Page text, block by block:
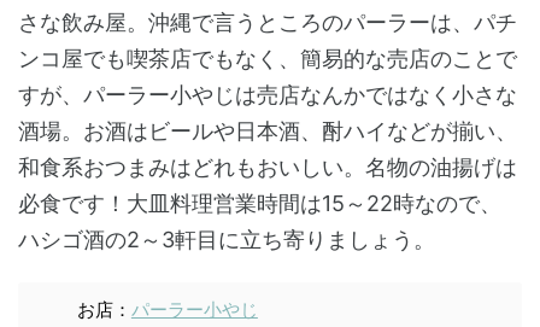
さな飲み屋。沖縄で言うところのパーラーは、パチ
ンコ屋でも喫茶店でもなく、簡易的な売店のことで
すが、パーラー小やじは売店なんかではなく小さな
酒場。お酒はビールや日本酒、酎ハイなどが揃い、
和食系おつまみはどれもおいしい。名物の油揚げは
必食です！大皿料理営業時間は15～22時なので、
ハシゴ酒の2～3軒目に立ち寄りましょう。
お店： パーラー小やじ